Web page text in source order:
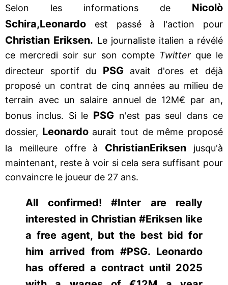
Selon les informations de Nicolò
Schira,Leonardo est passé à l'action pour
Christian Eriksen. Le journaliste italien a révélé
ce mercredi soir sur son compte Twitterque le
directeur sportif du PSGavait d'ores et déjà
proposé un contrat de cinq années au milieu de
terrain avec un salaire annuel de 12M€ par an,
bonus inclus. Si le PSG n'est pas seul dans ce
dossier, Leonardoaurait tout de même proposé
la meilleure offre à ChristianEriksen jusqu'à
maintenant, reste à voir si cela sera suffisant pour
convaincre le joueur de 27 ans.
All confirmed! #Inter are really
interested in Christian #Eriksen like
a free agent, but the best bid for
him arrived from #PSG. Leonardo
has offered a contract until 2025